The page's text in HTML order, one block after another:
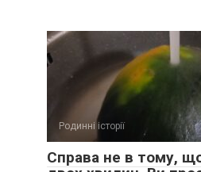
Родинні історії
Справа не в тому,